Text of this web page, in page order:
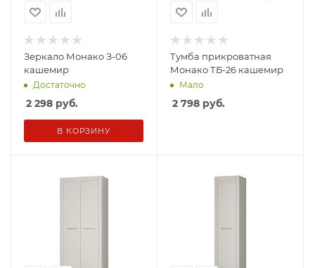
Зеркало Монако З-06
кашемир
Достаточно
2 298 руб.
В КОРЗИНУ
Тумба прикроватная
Монако ТБ-26 кашемир
Мало
2 798 руб.